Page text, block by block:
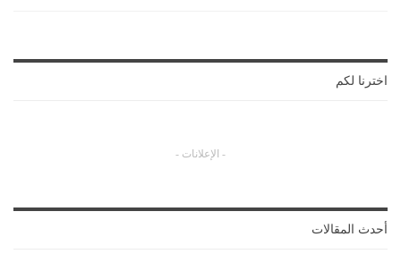
اخترنا لكم
- الإعلانات -
أحدث المقالات